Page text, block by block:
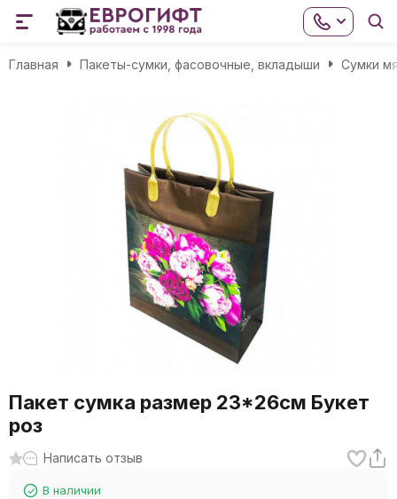
Главная Пакеты-сумки, фасовочные, вкладыши Сумки
Пакет сумка размер 23*26см Букет
роз
Написать отзыв
В наличии